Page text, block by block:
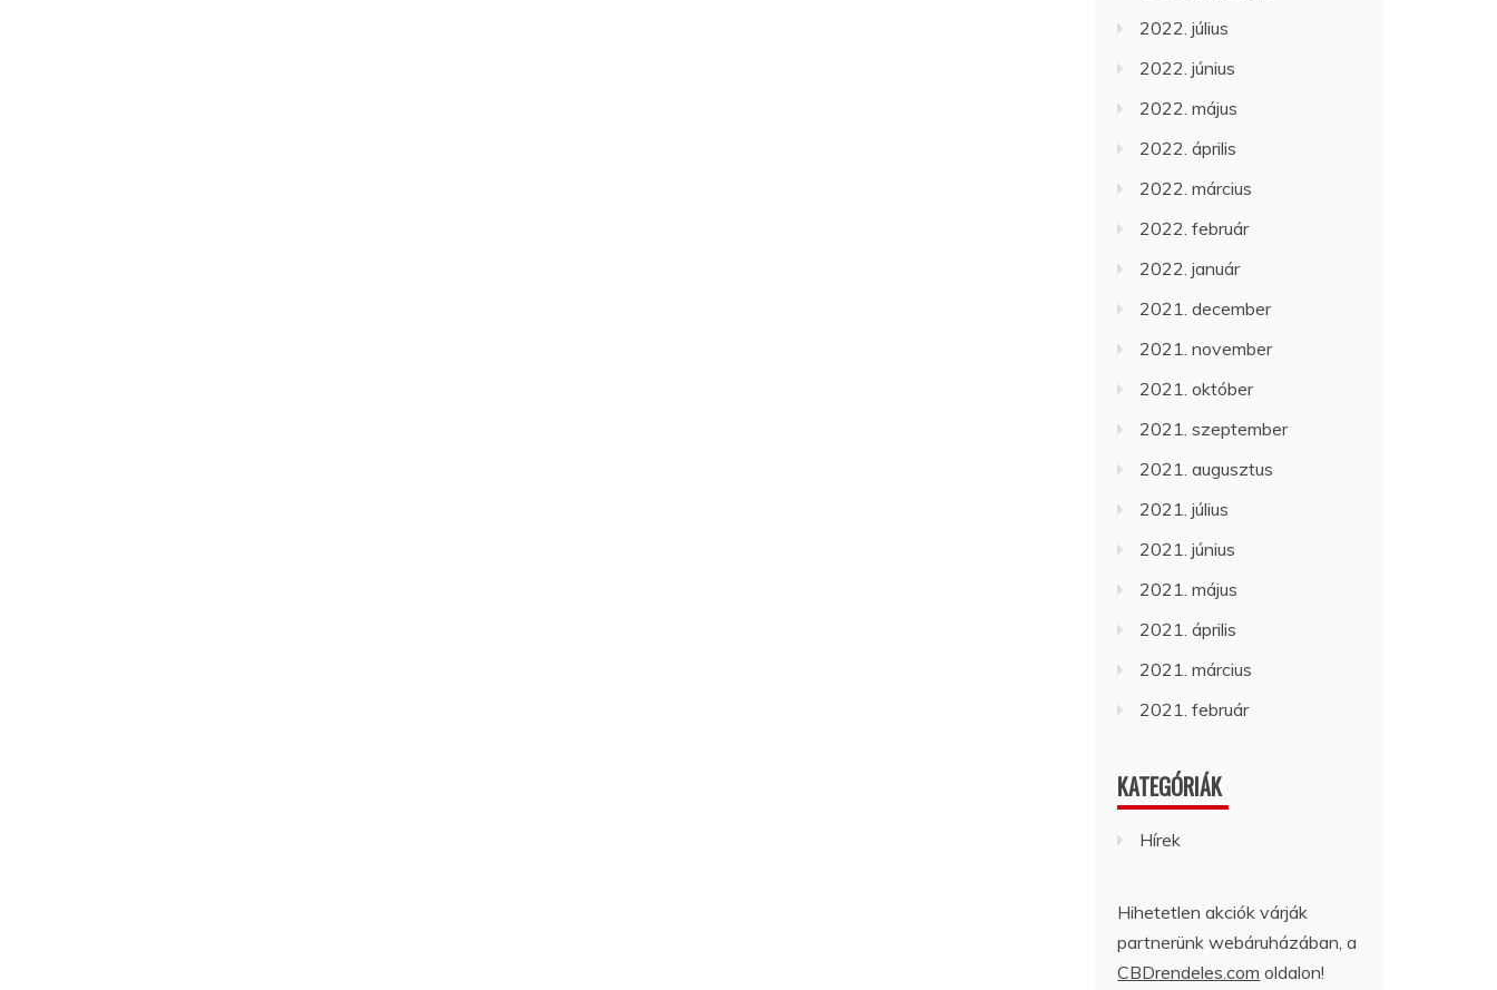
2022. július
2022. június
2022. május
2022. április
2022. március
2022. február
2022. január
2021. december
2021. november
2021. október
2021. szeptember
2021. augusztus
2021. július
2021. június
2021. május
2021. április
2021. március
2021. február
KATEGÓRIÁK
Hírek
Hihetetlen akciók várják
partnerünk webáruházában, a
CBDrendeles.com oldalon!